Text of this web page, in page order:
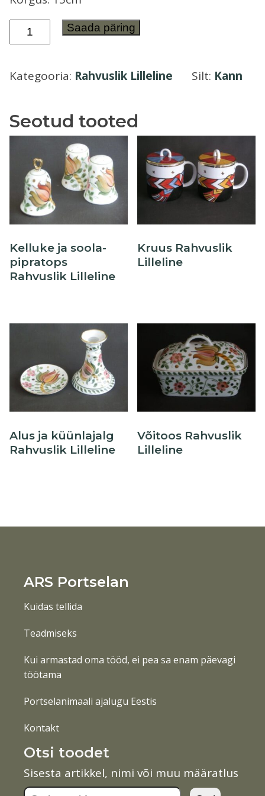
Õllekann
Väike
piimakann
Lilleline
Saada päring
Kategooria: Rahvuslik Lilleline Silt: Kann
Seotud tooted
Kelluke ja soola-
pipratops
Rahvuslik Lilleline
Kruus Rahvuslik
Lilleline
Alus ja küünlajalg
Rahvuslik Lilleline
Võitoos Rahvuslik
Lilleline
ARS Portselan
Kuidas tellida
Teadmiseks
Kui armastad oma tööd, ei pea sa enam päevagi
töötama
Portselanimaali ajalugu Eestis
Kontakt
Otsi toodet
Sisesta artikkel, nimi või muu määratlus
Otsi: